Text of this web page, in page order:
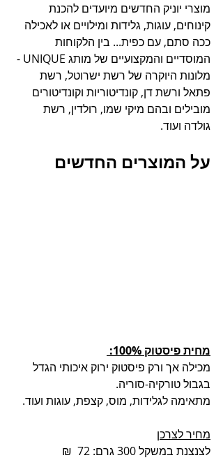
מוצרי יוניק החדשים מיועדים להכנת
קינוחים, עוגות, גלידות ומילויים או לאכילה
ככה סתם, עם כפית... בין הלקוחות
המוסדיים והמקצועיים של מותג UNIQUE -
מלונות היוקרה של רשת ישרוטל, רשת
פתאל ורשת דן, קונדיטוריות וקונדיטורים
מובילים ובהם מיקי שמו, רולדין, רשת
גולדה ועוד.
על המוצרים החדשים
מחית פיסטוק 100%:
מכילה אך ורק פיסטוק ירוק איכותי הגדל
בגבול טורקיה-סוריה.
מתאימה לגלידות, מוס, קצפת, עוגות ועוד.
מחיר לצרכן
לצנצנת במשקל 300 גרם: 72  ₪